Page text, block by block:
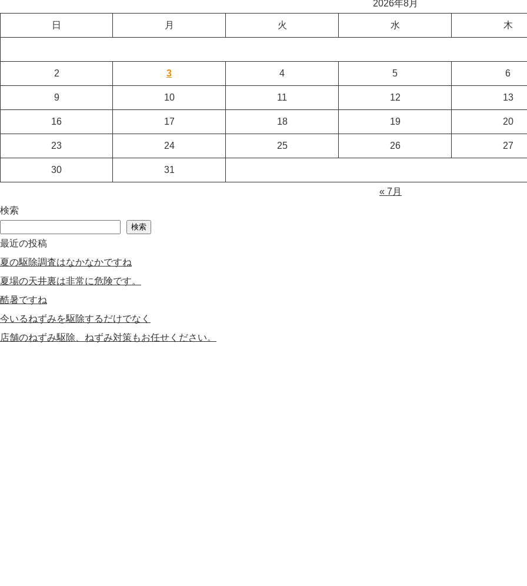
2026年8月
日 月 火 水 木
2 3 4 5 6
9 10 11 12 13
16 17 18 19 20
23 24 25 26 27
30 31
« 7月
検索
検索
最近の投稿
夏の駆除調査はなかなかですね
夏場の天井裏は非常に危険です。
酷暑ですね
今いるねずみを駆除するだけでなく
店舗のねずみ駆除、ねずみ対策もお任せください。